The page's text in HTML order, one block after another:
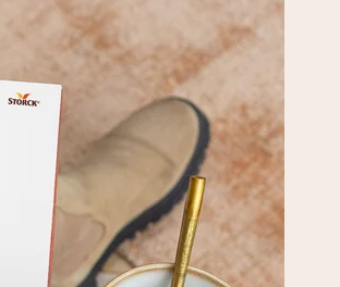
aller Länder, in die wir versenden).